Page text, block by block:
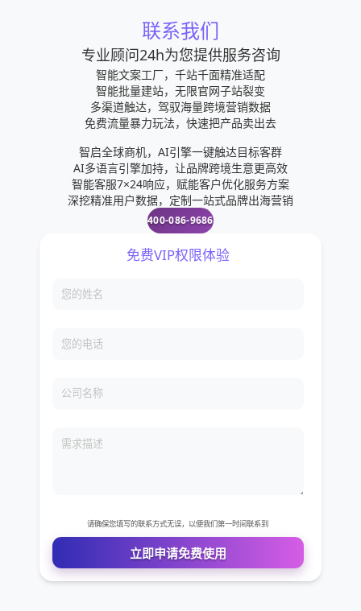
联系我们
专业顾问24h为您提供服务咨询
智能文案工厂，千站千面精准适配
智能批量建站，无限官网子站裂变
多渠道触达，驾驭海量跨境营销数据
免费流量暴力玩法，快速把产品卖出去
智启全球商机，AI引擎一键触达目标客群
AI多语言引擎加持，让品牌跨境生意更高效
智能客服7×24响应，赋能客户优化服务方案
深挖精准用户数据，定制一站式品牌出海营销
400-086-9686